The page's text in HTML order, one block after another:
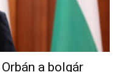
a bolgár